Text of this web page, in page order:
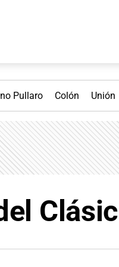
Pullaro Colón Unión